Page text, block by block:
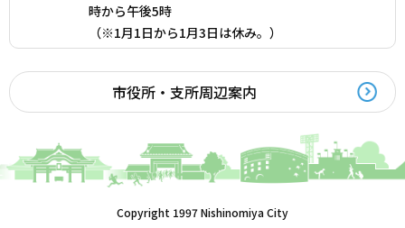
時から午後5時
（※1月1日から1月3日は休み。）
市役所・支所周辺案内
Copyright 1997 Nishinomiya City